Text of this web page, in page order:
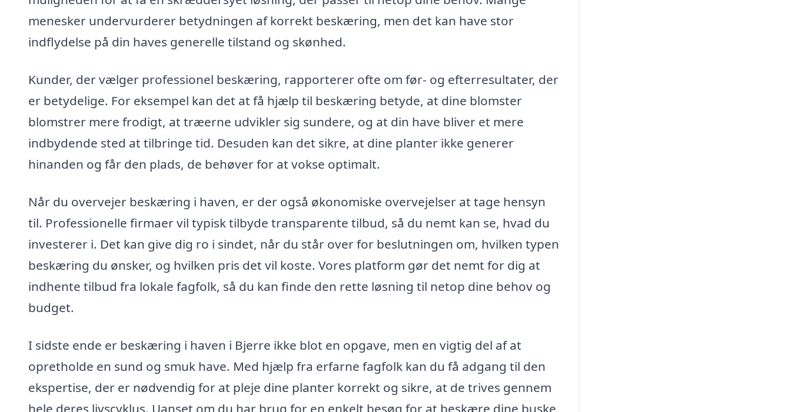
menesker undervurderer betydningen af korrekt beskæring, men det kan have stor
indflydelse på din haves generelle tilstand og skønhed.
Kunder, der vælger professionel beskæring, rapporterer ofte om før- og efterresultater, der
er betydelige. For eksempel kan det at få hjælp til beskæring betyde, at dine blomster
blomstrer mere frodigt, at træerne udvikler sig sundere, og at din have bliver et mere
indbydende sted at tilbringe tid. Desuden kan det sikre, at dine planter ikke generer
hinanden og får den plads, de behøver for at vokse optimalt.
Når du overvejer beskæring i haven, er der også økonomiske overvejelser at tage hensyn
til. Professionelle firmaer vil typisk tilbyde transparente tilbud, så du nemt kan se, hvad du
investerer i. Det kan give dig ro i sindet, når du står over for beslutningen om, hvilken typen
beskæring du ønsker, og hvilken pris det vil koste. Vores platform gør det nemt for dig at
indhente tilbud fra lokale fagfolk, så du kan finde den rette løsning til netop dine behov og
budget.
I sidste ende er beskæring i haven i Bjerre ikke blot en opgave, men en vigtig del af at
opretholde en sund og smuk have. Med hjælp fra erfarne fagfolk kan du få adgang til den
ekspertise, der er nødvendig for at pleje dine planter korrekt og sikre, at de trives gennem
hele deres livscyklus. Uanset om du har brug for en enkelt besøg for at beskære dine buske,